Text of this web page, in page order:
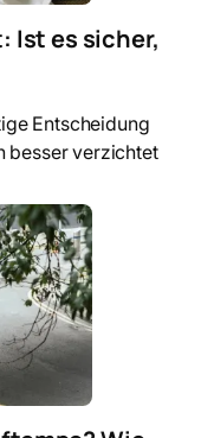
Ist es sicher,
Entscheidung
besser verzichtet